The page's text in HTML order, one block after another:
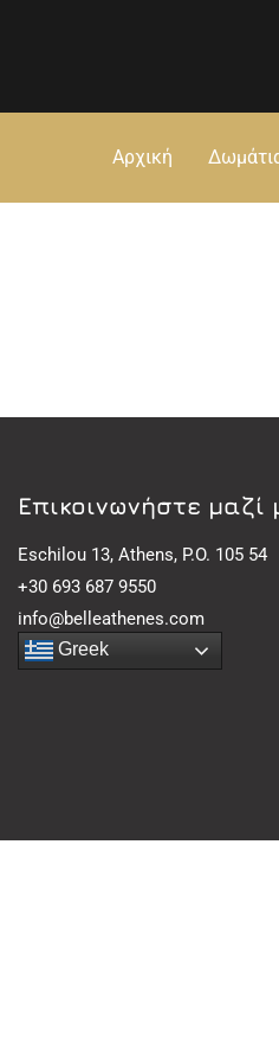
Αρχική
Eπικοινωνήστε μαζί
Eschilou 13, Athens, P.O. 105 54
+30 693 687 9550
info@belleathenes.com
Greek